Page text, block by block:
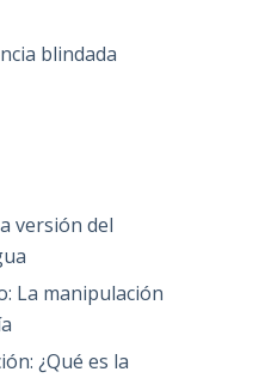
blindada
versión del
La manipulación
¿Qué es la